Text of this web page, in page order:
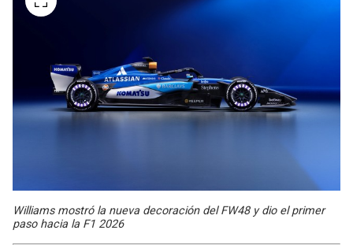
Williams mostró la nueva decoración del FW48 y dio el primer
paso hacia la F1 2026